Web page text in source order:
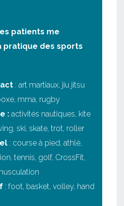
patients me
pratique des sports
: art martiaux, jiu jitsu
mma, rugby
:activités nautiques, kite
ski, skate, trot, roller
: course à pied, athlé,
tennis, golf, CrossFit,
: foot, basket, volley, hand